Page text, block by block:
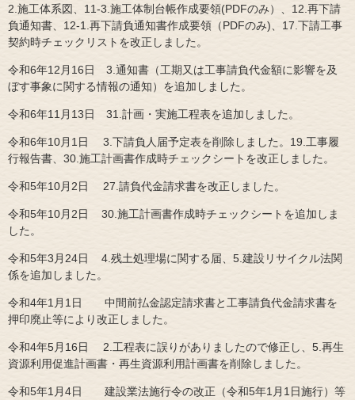
2.施工体系図、11-3.施工体制台帳作成要領(PDFのみ）、12.再下請
負通知書、12-1.再下請負通知書作成要領（PDFのみ)、17.下請工事
契約時チェックリストを改正しました。
令和6年12月16日 3.通知書（工期又は工事請負代金額に影響を及
ぼす事象に関する情報の通知）を追加しました。
令和6年11月13日 31.計画・実施工程表を追加しました。
令和6年10月1日 3.下請負人届予定表を削除しました。19.工事履
行報告書、30.施工計画書作成時チェックシートを改正しました。
令和5年10月2日 27.請負代金請求書を改正しました。
令和5年10月2日 30.施工計画書作成時チェックシートを追加しま
した。
​令和5年3月24日 4.残土処理場に関する届、5.建設リサイクル法関
係を追加しました。
令和4年1月1日 中間前払金認定請求書と工事請負代金請求書を
押印廃止等により改正しました。
令和4年5月16日 2.工程表に誤りがありましたので修正し、5.再生
資源利用促進計画書・再生資源利用計画書を削除しました。
令和5年1月4日 建設業法施行令の改正（令和5年1月1日施行）等